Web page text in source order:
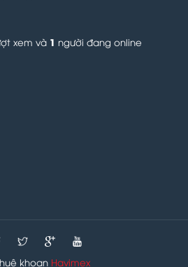
xem và 1 người đang online
khoan Havimex